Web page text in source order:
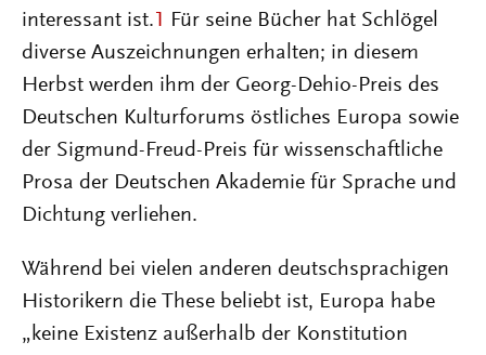
interessant ist. 1 Für seine Bücher hat Schlögel
diverse Auszeichnungen erhalten; in diesem
Herbst werden ihm der Georg-Dehio-Preis des
Deutschen Kulturforums östliches Europa sowie
der Sigmund-Freud-Preis für wissenschaftliche
Prosa der Deutschen Akademie für Sprache und
Dichtung verliehen.
Während bei vielen anderen deutschsprachigen
Historikern die These beliebt ist, Europa habe
„keine Existenz außerhalb der Konstitution